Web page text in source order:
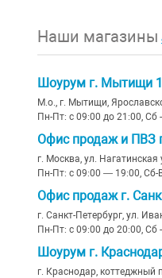
Оранжевый(4)
другие цвета(13)
Каштановый
детская(34)
геометрия(27)
морской(6)
Шеврон
Тераццо
Рейки
под металл
Наши магазины
Шоурум г. Мытищи
М.о., г. Мытищи,
Пн-Пт: с 09:00 до 21:00, Сб
Офис продаж и ПВЗ
г. Москва, ул. Нагатинская
Пн-Пт: с 09:00 — 19:00, Сб-
Офис продаж г.
г. Санкт-Петербург, ул.
Пн-Пт: с 09:00 до 20:00, Сб
Шоурум г.
г. Краснодар, коттеджный